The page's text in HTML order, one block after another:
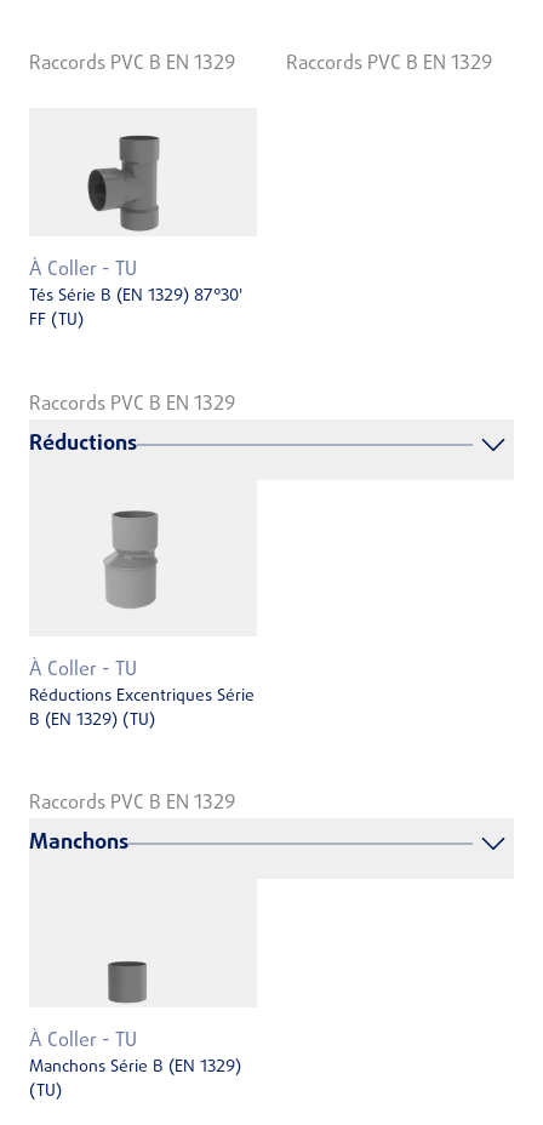
Raccords PVC B EN 1329 Raccords PVC B EN 1329
À Coller - TU
Tés Série B (EN 1329) 87°30'
FF (TU)
Raccords PVC B EN 1329
Réductions
À Coller - TU
Réductions Excentriques Série
B (EN 1329) (TU)
Raccords PVC B EN 1329
Manchons
À Coller - TU
Manchons Série B (EN 1329)
(TU)